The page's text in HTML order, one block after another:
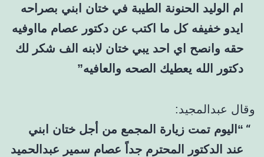
ام الوليد الحنونة الطيبة في ختان ابني بصراحه
ايدو خفيفه كل ما اكتب عن دكتور عصام مااوفيه
حقه وانصح اي احد يبي ختان لابنه الف شكر لك
دكتور الله يعطيك الصحه والعافيه”
وقال عبدالمجيد:
“اليوم تمت زيارة المجمع من أجل ختان ابني
عند الدكتور المحترم جداً عصام سمير عبدالحميد